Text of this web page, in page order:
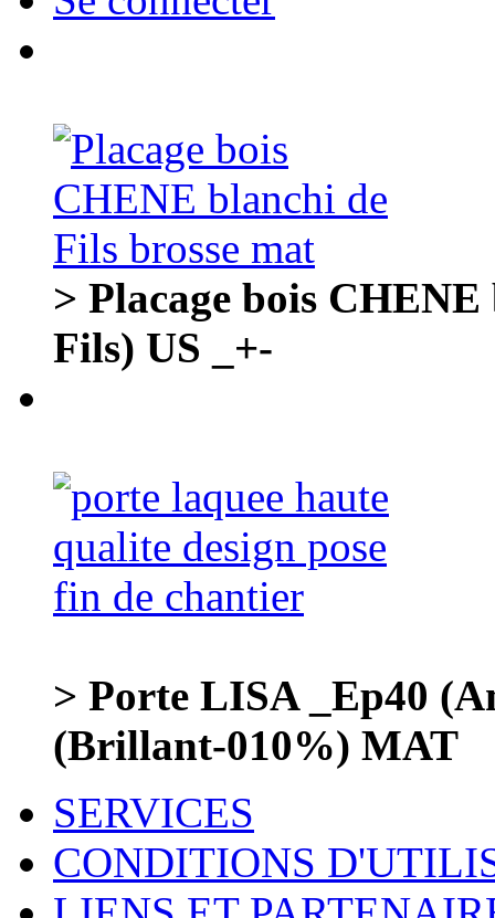
> Placage bois
Fils) US _+-
> Porte LISA _Ep40
(Brillant-010%) MAT
SERVICES
CONDITIONS